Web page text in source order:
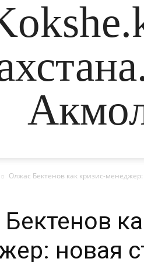
Олжас Бектенов как кризис-
новая